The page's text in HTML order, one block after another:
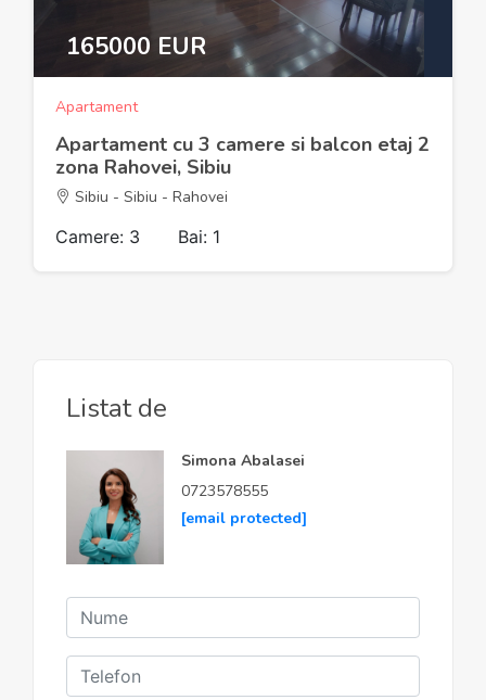
165000 EUR
Apartament
Apartament cu 3 camere si balcon etaj 2
zona Rahovei, Sibiu
Sibiu - Sibiu - Rahovei
Camere: 3 Bai: 1
Listat de
Simona Abalasei
0723578555
[email protected]